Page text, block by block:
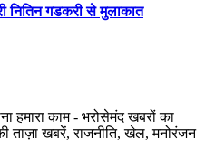
नितिन गडकरी से मुलाकात
हमारा काम - भरोसेमंद खबरों का
ताज़ा खबरें, राजनीति, खेल, मनोरंजन